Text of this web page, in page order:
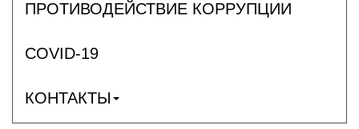
ПРОТИВОДЕЙСТВИЕ КОРРУПЦИИ
COVID-19
КОНТАКТЫ